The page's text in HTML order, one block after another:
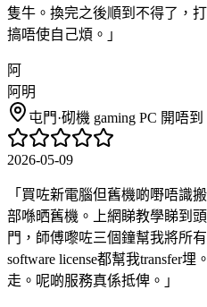
隻牛。換完之後順到不得了，
搞唔使自己煩。 」
阿
阿明
屯門·砌機 gaming PC 開唔到
2026-05-09
「 買咗新電腦但舊機啲嘢唔識
部喺晒舊機。上網睇教學睇到
門，師傅嚟咗三個鐘幫我將所
software license都幫我transfer
走。呢啲服務真係抵俾。 」